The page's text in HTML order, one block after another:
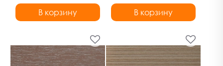
В корзину В корзину